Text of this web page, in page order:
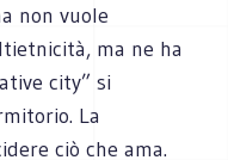
non vuole
ma ne ha
city” si
La
ciò che ama.